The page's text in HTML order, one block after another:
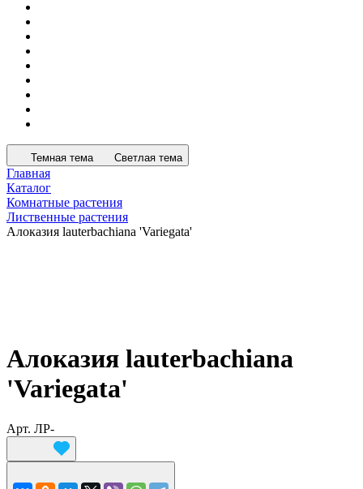
Темная тема Светлая тема
Главная
Каталог
Комнатные растения
Лиственные растения
Алоказия lauterbachiana 'Variegata'
Алоказия lauterbachiana
'Variegata'
Арт. ЛР-